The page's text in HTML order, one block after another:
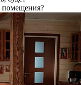
помещения?